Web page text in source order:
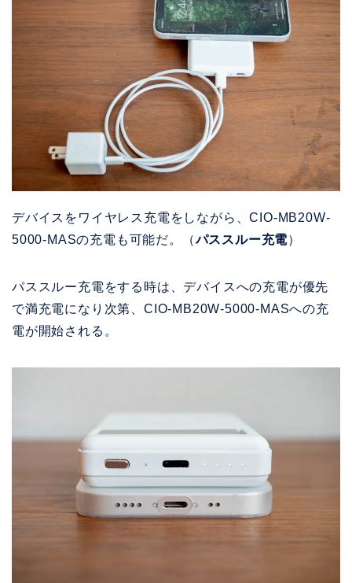
デバイスをワイヤレス充電をしながら、CIO-MB20W-
5000-MASの充電も可能だ。（パススルー充電）
パススルー充電をする時は、デバイスへの充電が優先
で満充電になり次第、CIO-MB20W-5000-MASへの充
電が開始される。